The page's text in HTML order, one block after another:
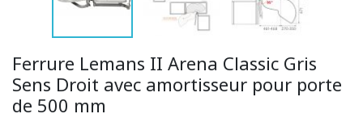
Ferrure Lemans II Arena Classic Gris
Sens Droit avec amortisseur pour porte
de 500 mm